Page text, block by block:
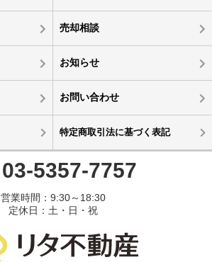
売却相談
お知らせ
お問い合わせ
特定商取引法に基づく表記
03-5357-7757
営業時間：9:30～18:30
定休日：土・日・祝